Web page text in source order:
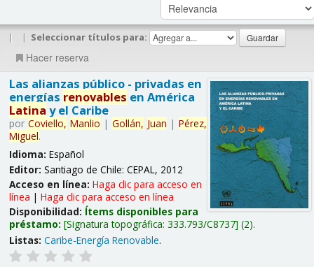
| | Seleccionar títulos para:
Hacer reserva
Las alianzas público - privadas en
energías renovables en América
Latina y el Caribe
por Coviello, Manlio | Gollán, Juan | Pérez,
Miguel.
Idioma: Español
Editor: Santiago de Chile: CEPAL, 2012
Acceso en línea: Haga clic para acceso en
línea | Haga clic para acceso en línea
Disponibilidad: Ítems disponibles para
préstamo: Signatura topográfica: 333.793/C8737 (2).
Listas: Caribe-Energía Renovable.